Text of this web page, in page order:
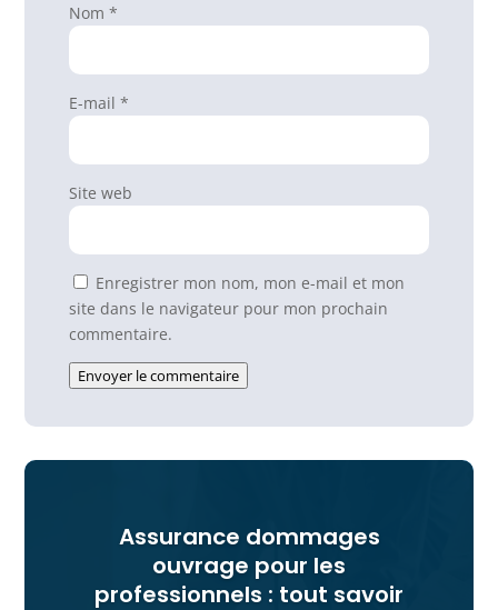
Nom*
E-mail*
Site web
Enregistrer mon nom, mon e-mail et mon
site dans le navigateur pour mon prochain
commentaire.
Envoyer le commentaire
Assurance dommages
ouvrage pour les
professionnels : tout savoir